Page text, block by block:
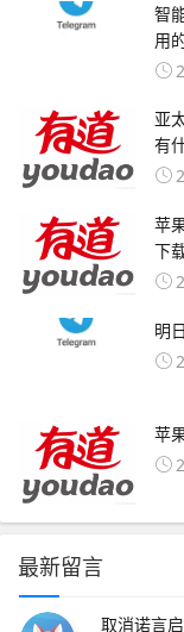
智
用
亚
有
苹
下
明
苹
最新留言